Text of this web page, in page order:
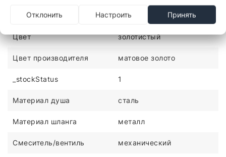
Монтаж скрытый
Цвет золотистый
Цвет производителя матовое золото
_stockStatus 1
Материал душа сталь
Материал шланга металл
Смеситель/вентиль механический
Отклонить Настроить Принять